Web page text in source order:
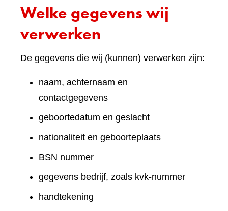
Welke gegevens wij
verwerken
De gegevens die wij (kunnen) verwerken zijn:
naam, achternaam en
contactgegevens
geboortedatum en geslacht
nationaliteit en geboorteplaats
BSN nummer
gegevens bedrijf, zoals kvk-nummer
handtekening